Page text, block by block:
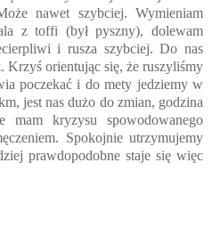
nawet szybciej. Wymieniam
z toffi (był pyszny), dolewam
i rusza szybciej. Do nas
Krzyś orientując się, że ruszyliśmy
poczekać i do mety jedziemy w
jest nas dużo do zmian, godzina
kryzysu spowodowanego
Spokojnie utrzymujemy
prawdopodobne staje się więc